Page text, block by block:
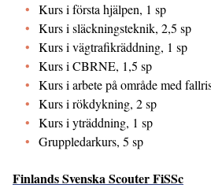
Kurs i första hjälpen, 1 sp
Kurs i släckningsteknik, 2,5 sp
Kurs i vägtrafikräddning, 1 sp
Kurs i CBRNE, 1,5 sp
Kurs i arbete på område med
Kurs i rökdykning, 2 sp
Kurs i yträddning, 1 sp
Gruppledarkurs, 5 sp
Finlands Svenska Scouter FiSSc